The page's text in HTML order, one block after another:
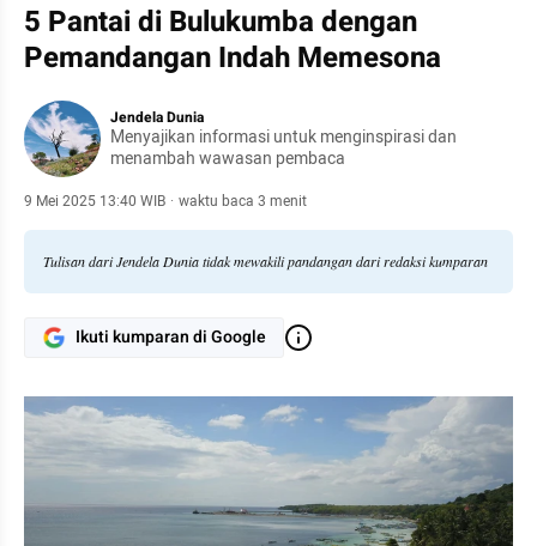
5 Pantai di Bulukumba dengan
Pemandangan Indah Memesona
Jendela Dunia
Menyajikan informasi untuk menginspirasi dan
menambah wawasan pembaca
9 Mei 2025 13:40 WIB · waktu baca 3 menit
Tulisan dari Jendela Dunia tidak mewakili pandangan dari redaksi kumparan
Ikuti kumparan di Google